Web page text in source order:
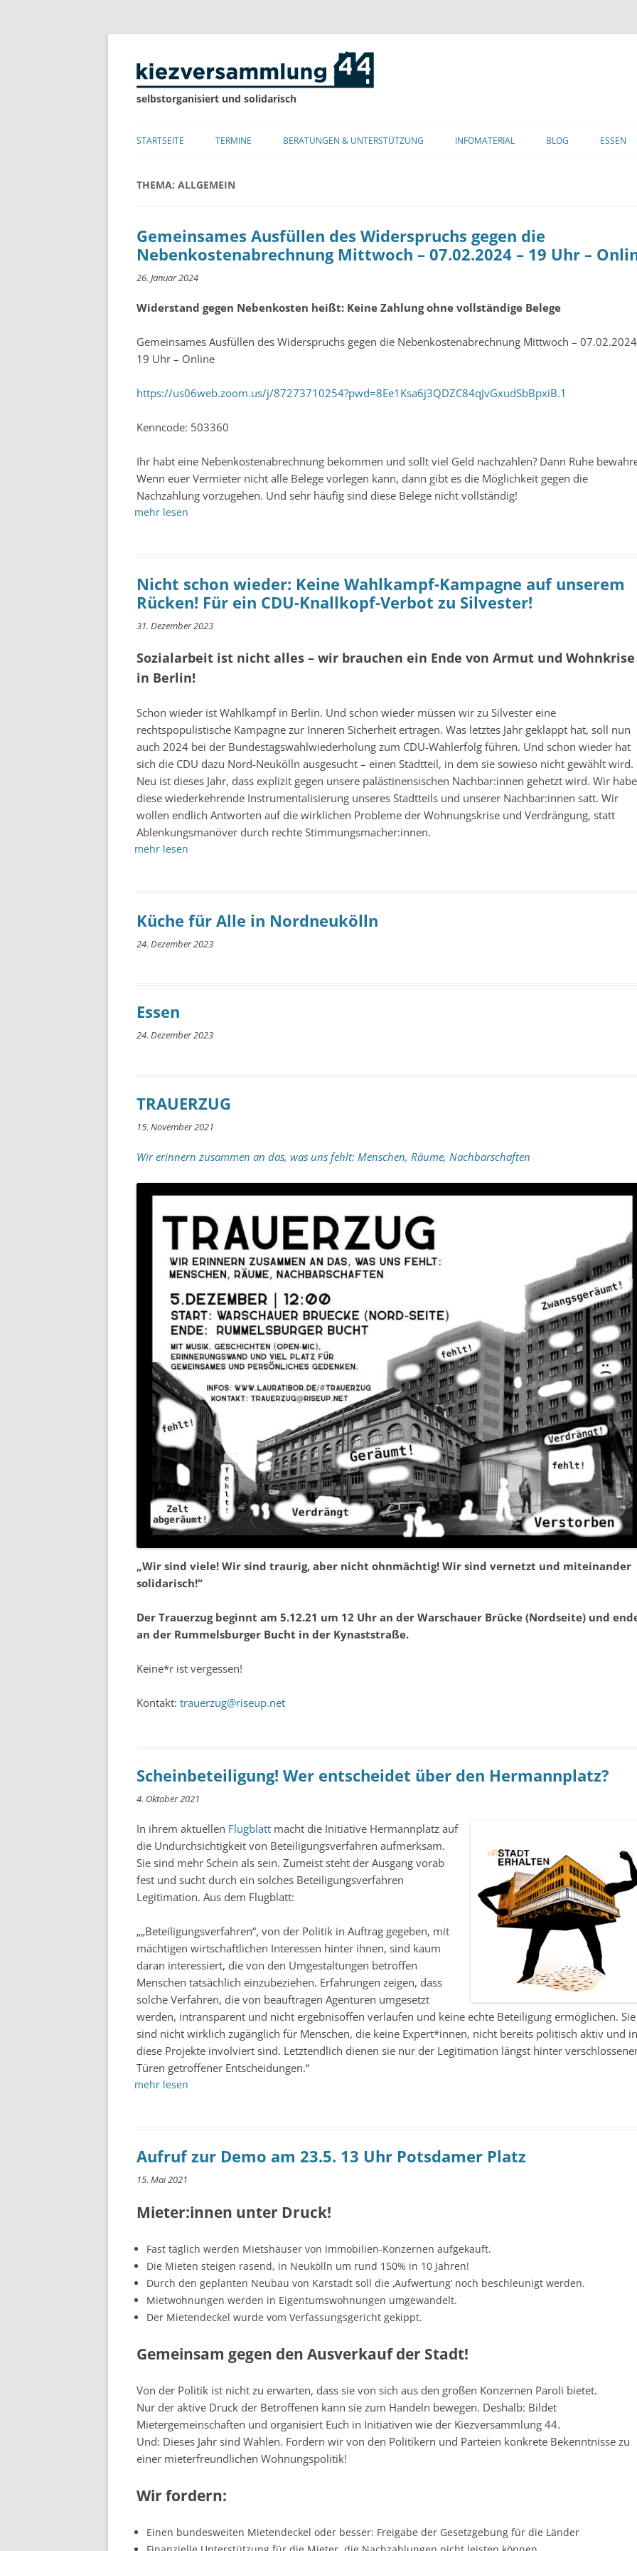
selbstorganisiert und solidarisch
Inhalt
STARTSEITE TERMINE BERATUNGEN & UNTERSTÜTZUNG INFOMATERIAL BLOG ESSEN
THEMA: ALLGEMEIN
Gemeinsames Ausfüllen des Widerspruchs gegen die
Nebenkostenabrechnung Mittwoch – 07.02.2024 – 19 Uhr –
26. Januar 2024
Widerstand gegen Nebenkosten heißt: Keine Zahlung ohne vollständige Belege
Gemeinsames Ausfüllen des Widerspruchs gegen die Nebenkostenabrechnung Mittwoch –
19 Uhr – Online
https://us06web.zoom.us/j/87273710254?pwd=8Ee1Ksa6j3QDZC84qJvGxudSbBpxiB.1
Kenncode: 503360
Ihr habt eine Nebenkostenabrechnung bekommen und sollt viel Geld nachzahlen? Dann Ruhe
Wenn euer Vermieter nicht alle Belege vorlegen kann, dann gibt es die Möglichkeit gegen die
Nachzahlung vorzugehen. Und sehr häufig sind diese Belege nicht vollständig!
mehr lesen
Nicht schon wieder: Keine Wahlkampf-Kampagne auf unserem
Rücken! Für ein CDU-Knallkopf-Verbot zu Silvester!
31. Dezember 2023
Sozialarbeit ist nicht alles – wir brauchen ein Ende von Armut und Wohnkrise
in Berlin!
Schon wieder ist Wahlkampf in Berlin. Und schon wieder müssen wir zu Silvester eine
rechtspopulistische Kampagne zur Inneren Sicherheit ertragen. Was letztes Jahr geklappt hat, soll nun
auch 2024 bei der Bundestagswahlwiederholung zum CDU-Wahlerfolg führen. Und schon wieder hat
sich die CDU dazu Nord-Neukölln ausgesucht – einen Stadtteil, in dem sie sowieso nicht gewählt wird.
Neu ist dieses Jahr, dass explizit gegen unsere palästinensischen Nachbar:innen gehetzt wird. Wir
diese wiederkehrende Instrumentalisierung unseres Stadtteils und unserer Nachbar:innen satt. Wir
wollen endlich Antworten auf die wirklichen Probleme der Wohnungskrise und Verdrängung, statt
Ablenkungsmanöver durch rechte Stimmungsmacher:innen.
mehr lesen
Küche für Alle in Nordneukölln
24. Dezember 2023
Essen
24. Dezember 2023
TRAUERZUG
15. November 2021
Wir erinnern zusammen an das, was uns fehlt: Menschen, Räume, Nachbarschaften
„Wir sind viele! Wir sind traurig, aber nicht ohnmächtig! Wir sind vernetzt und miteinander
solidarisch!“
Der Trauerzug beginnt am 5.12.21 um 12 Uhr an der Warschauer Brücke (Nordseite) und
an der Rummelsburger Bucht in der Kynaststraße.
Keine*r ist vergessen!
Kontakt: trauerzug@riseup.net
Scheinbeteiligung! Wer entscheidet über den Hermannplatz?
4. Oktober 2021
In ihrem aktuellen Flugblatt macht die Initiative Hermannplatz auf
die Undurchsichtigkeit von Beteiligungsverfahren aufmerksam.
Sie sind mehr Schein als sein. Zumeist steht der Ausgang vorab
fest und sucht durch ein solches Beteiligungsverfahren
Legitimation. Aus dem Flugblatt:
„„Beteiligungsverfahren“, von der Politik in Auftrag gegeben, mit
mächtigen wirtschaftlichen Interessen hinter ihnen, sind kaum
daran interessiert, die von den Umgestaltungen betroffen
Menschen tatsächlich einzubeziehen. Erfahrungen zeigen, dass
solche Verfahren, die von beauftragen Agenturen umgesetzt
werden, intransparent und nicht ergebnisoffen verlaufen und keine echte Beteiligung ermöglichen. Sie
sind nicht wirklich zugänglich für Menschen, die keine Expert*innen, nicht bereits politisch aktiv und in
diese Projekte involviert sind. Letztendlich dienen sie nur der Legitimation längst hinter
Türen getroffener Entscheidungen.“
mehr lesen
Aufruf zur Demo am 23.5. 13 Uhr Potsdamer Platz
15. Mai 2021
Mieter:innen unter Druck!
Fast täglich werden Mietshäuser von Immobilien-Konzernen aufgekauft.
Die Mieten steigen rasend, in Neukölln um rund 150% in 10 Jahren!
Durch den geplanten Neubau von Karstadt soll die ‚Aufwertung‘ noch beschleunigt werden.
Mietwohnungen werden in Eigentumswohnungen umgewandelt.
Der Mietendeckel wurde vom Verfassungsgericht gekippt.
Gemeinsam gegen den Ausverkauf der Stadt!
Von der Politik ist nicht zu erwarten, dass sie von sich aus den großen Konzernen Paroli bietet.
Nur der aktive Druck der Betroffenen kann sie zum Handeln bewegen. Deshalb: Bildet
Mietergemeinschaften und organisiert Euch in Initiativen wie der Kiezversammlung 44.
Und: Dieses Jahr sind Wahlen. Fordern wir von den Politikern und Parteien konkrete Bekenntnisse zu
einer mieterfreundlichen Wohnungspolitik!
Wir fordern:
Einen bundesweiten Mietendeckel oder besser: Freigabe der Gesetzgebung für die Länder